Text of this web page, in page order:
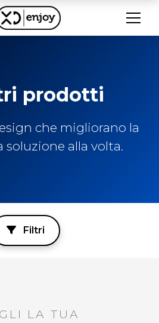
prodotti
che migliorano la
soluzione alla volta.
Filtri
LA TUA